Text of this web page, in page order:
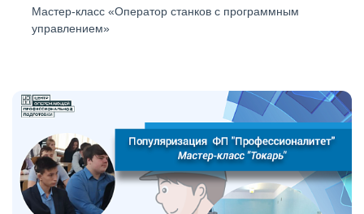
Мастер-класс «Оператор станков с программным
управлением»